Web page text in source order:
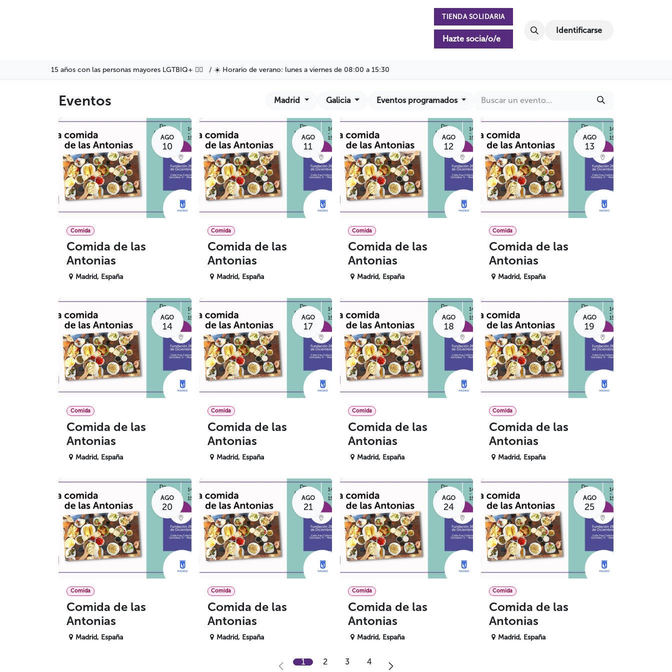
TIENDA SOLIDARIA
Hazte socia/o/e
Identificarse
15 años con las personas mayores LGTBIQ+ 🏳️‍🌈 / ☀️ Horario de verano: lunes a viernes de 08:00 a 15:30
Eventos Madrid Galicia Eventos programados
AGO
10
Comida
Comida de las
Antonias
Madrid, España
AGO
11
Comida
Comida de las
Antonias
Madrid, España
AGO
12
Comida
Comida de las
Antonias
Madrid, España
AGO
13
Comida
Comida de las
Antonias
Madrid, España
AGO
14
Comida
Comida de las
Antonias
Madrid, España
AGO
17
Comida
Comida de las
Antonias
Madrid, España
AGO
18
Comida
Comida de las
Antonias
Madrid, España
AGO
19
Comida
Comida de las
Antonias
Madrid, España
AGO
20
Comida
Comida de las
Antonias
Madrid, España
AGO
21
Comida
Comida de las
Antonias
Madrid, España
AGO
24
Comida
Comida de las
Antonias
Madrid, España
AGO
25
Comida
Comida de las
Antonias
Madrid, España
1 2 3 4